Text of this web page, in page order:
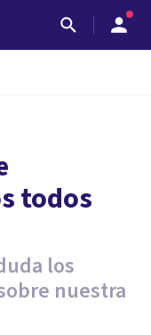
todos
los
nuestra